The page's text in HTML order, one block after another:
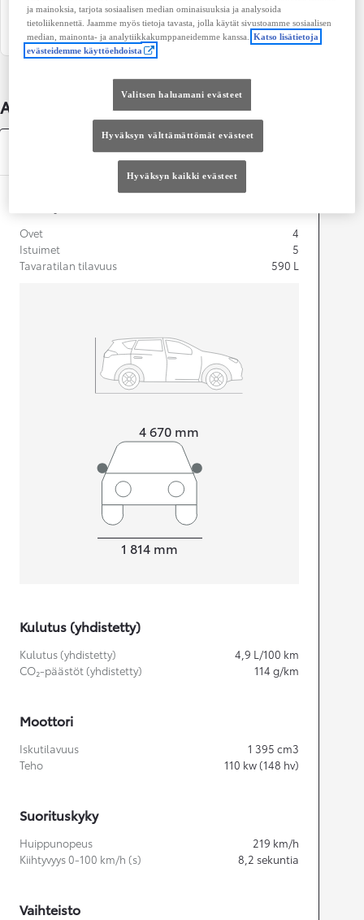
Ovet
Auton lisätiedot
Tekniset tiedot
Ovet
4
Istuimet
5
Tavaratilan tilavuus
590 L
Pituus
4 670 mm
Leveys
1 814 mm
Kulutus (yhdistetty)
Kulutus (yhdistetty) 4,9 L/100 km
CO₂-päästöt (yhdistetty)
114 g/km
Moottori
Iskutilavuus 1 395 cm3
Teho
110 kw (148 hv)
Suorituskyky
Huippunopeus 219 km/h
Kiihtyvyys 0-100 km/h (s)
8,2 sekuntia
Vaihteisto
ja mainoksia, tarjota sosiaalisen median ominaisuuksia ja analysoida
tietoliikennettä. Jaamme myös tietoja tavasta, jolla käytät sivustoamme sosiaalisen
median, mainonta- ja analytiikkakumppaneidemme kanssa.
Katso lisätietoja
evästeidemme käyttöehdoista
Valitsen haluamani evästeet
Hyväksyn välttämättömät evästeet
Hyväksyn kaikki evästeet